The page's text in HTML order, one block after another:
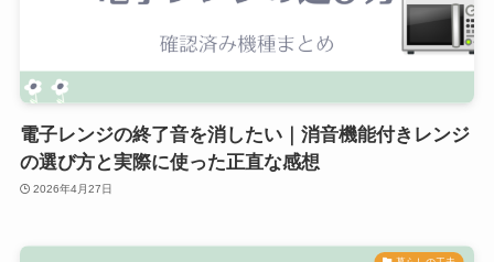
電子レンジの終了音を消したい｜消音機能付きレンジ
の選び方と実際に使った正直な感想
2026年4月27日